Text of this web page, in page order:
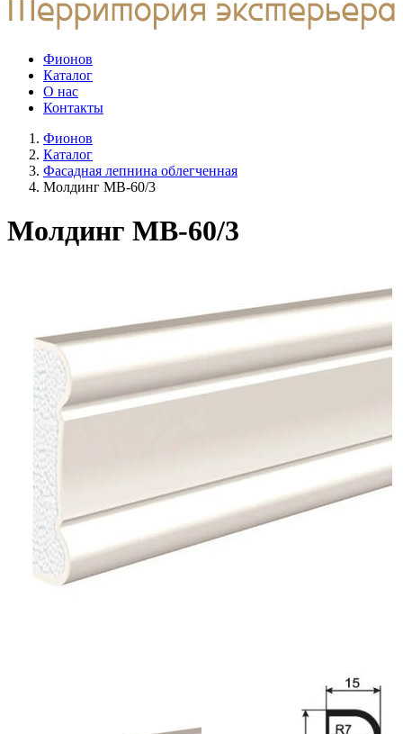
Фионов
Каталог
О нас
Контакты
Фионов
Каталог
Фасадная лепнина облегченная
Молдинг МВ-60/3
Молдинг МВ-60/3